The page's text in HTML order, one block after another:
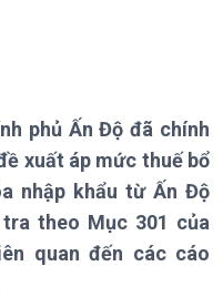
sự 12h
Thời sự 18h
sự 21h30
tin
Chuyên mục
dòng Thời sự
phủ Ấn Độ đã chính
xuất áp mức thuế bổ
nhập khẩu từ Ấn Độ
theo Mục 301 của
quan đến các cáo